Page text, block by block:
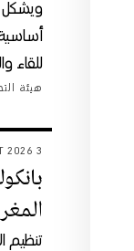
ويشكل
للقاء
هيئة
3 AUGUST 2026
تنظيم